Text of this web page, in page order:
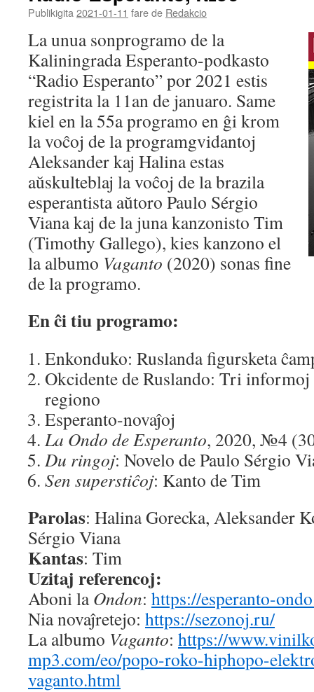
Publikigita 2021-01-11 fare de Redakcio
La unua sonprogramo de la
Kaliningrada Esperanto-podkasto
“Radio Esperanto” por 2021 estis
registrita la 11an de januaro. Same
kiel en la 55a programo en ĝi krom
la voĉoj de la programgvidantoj
Aleksander kaj Halina estas
aŭskulteblaj la voĉoj de la brazila
esperantista aŭtoro Paulo Sérgio
Viana kaj de la juna kanzonisto Tim
(Timothy Gallego), kies kanzono el
la albumo Vaganto (2020) sonas fine
de la programo.
En ĉi tiu programo:
Enkonduko: Ruslanda figursketa
Okcidente de Ruslando: Tri
regiono
Esperanto-novaĵoj
La Ondo de Esperanto, 2020, №4
Du ringoj: Novelo de Paulo Sérgio
Sen superstiĉoj: Kanto de Tim
Parolas: Halina Gorecka, Aleksander
Sérgio Viana
Kantas: Tim
Uzitaj referencoj:
Aboni laOndon: https://esperanto-
Nia novaĵretejo: https://sezonoj.ru/
La albumo Vaganto: https://
mp3.com/eo/popo-roko-hiphopo-
vaganto.html